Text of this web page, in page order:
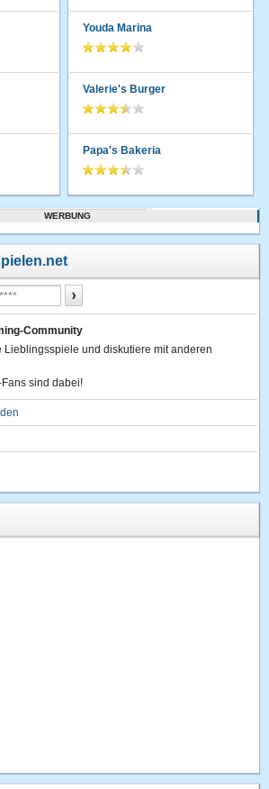
Youda Marina
Valerie's Burger
Papa's Bakeria
WERBUNG
Community
Lieblingsspiele und diskutiere mit anderen
sind dabei!